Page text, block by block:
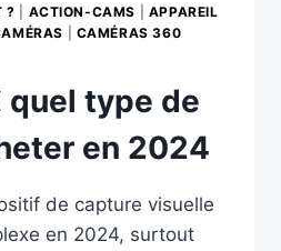
? ACTION-CAMS
APPAREIL
CAMÉRAS 360
type de
en 2024
de capture visuelle
en 2024, surtout